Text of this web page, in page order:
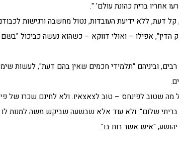
אחריו ברית כהונת עולם' ".
דעת, ללא ידיעת העובדות, נטול מחשבה ורגישות
אפילו – ואולי דווקא – כשהוא נעשה כביכול "בשם
וביניהם "תלמידי חכמים שאין בהם דעת", לעשות
שטוב לפינחס – טוב לצאצאיו. ולא לחינם שכרו של
בריתי שלום". ולא עוד אלא שבשעה שביקש משה למנות
יהושע, "איש אשר רוח בו".